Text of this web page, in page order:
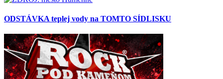
ODSTÁVKA teplej vody na TOMTO SÍDLISKU